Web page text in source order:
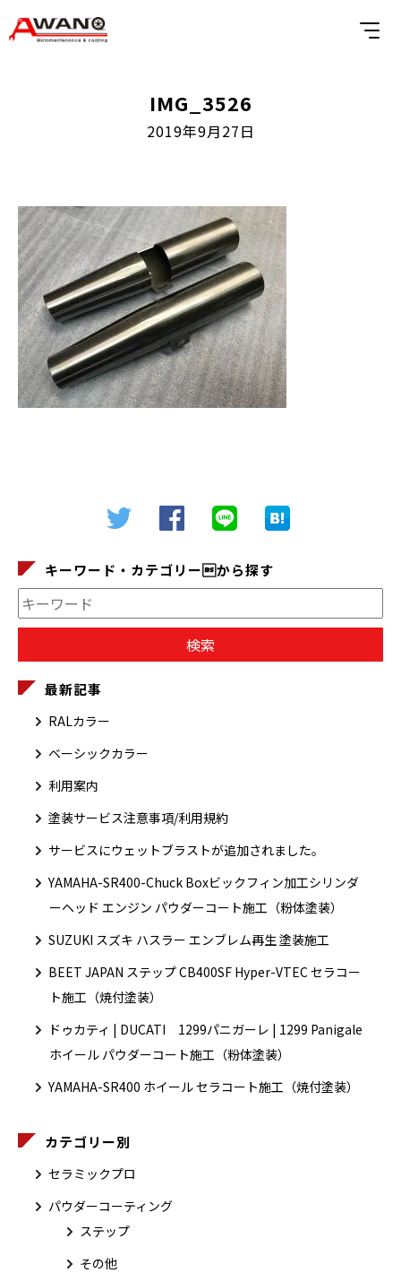
IMG_3526
2019年9月27日
キーワード・カテゴリーから探す
最新記事
RALカラー
ベーシックカラー
利用案内
塗装サービス注意事項/利用規約
サービスにウェットブラストが追加されました。
YAMAHA-SR400-Chuck Boxビックフィン加工シリンダ
ーヘッド エンジン パウダーコート施工（粉体塗装）
SUZUKI スズキ ハスラー エンブレム再生 塗装施工
BEET JAPAN ステップ CB400SF Hyper-VTEC セラコー
ト施工（焼付塗装）
ドゥカティ | DUCATI 1299パニガーレ | 1299 Panigale
ホイール パウダーコート施工（粉体塗装）
YAMAHA-SR400 ホイール セラコート施工（焼付塗装）
カテゴリー別
セラミックプロ
パウダーコーティング
ステップ
その他